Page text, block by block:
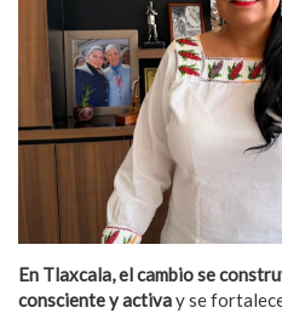
En Tlaxcala, el cambio se
consciente y activay se